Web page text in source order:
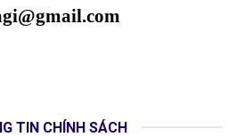
TIN CHÍNH SÁCH